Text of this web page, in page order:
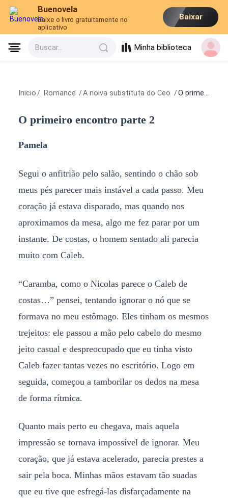
Buenovela
Baixe o livro gratuitamente no
aplicativo
Baixar
Buscar... Minha biblioteca
Inicio / Romance /A noiva substituta do Ceo /O primeiro encontro parte 2
O primeiro encontro parte 2
Pamela
Segui o anfitrião pelo salão, sentindo o chão sob
meus pés parecer mais instável a cada passo. Meu
coração já estava disparado, mas quando nos
aproximamos da mesa, algo me fez parar por um
instante. De costas, o homem sentado ali parecia
muito com Caleb.
“Caramba, como o Nicolas parece o Caleb de
costas…” pensei, tentando ignorar o nó que se
formava no meu estômago. Eles tinham os mesmos
trejeitos: ele passou a mão pelo cabelo do mesmo
jeito casual e despreocupado que eu tinha visto
Caleb fazer tantas vezes no escritório. Logo em
seguida, começou a tamborilar os dedos na mesa
de forma rítmica.
Quanto mais perto eu chegava, mais aquela
impressão se tornava impossível de ignorar. Meu
coração, que já estava acelerado, parecia prestes a
sair pela boca. Minhas mãos estavam tão suadas
que eu tive que esfregá-las disfarçadamente na